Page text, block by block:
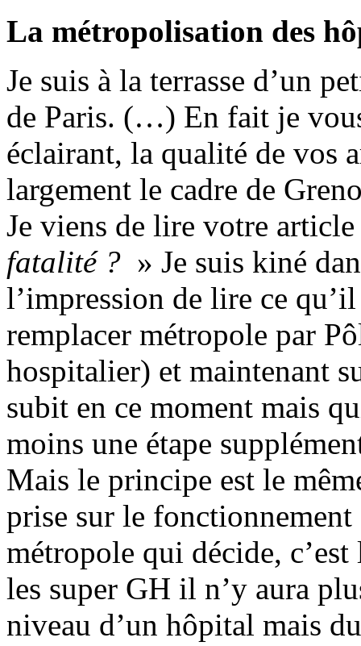
La métropolisation des
Je suis à la terrasse d’un
de Paris. (…) En fait je
éclairant, la qualité de vos
largement le cadre de
Je viens de lire votre
fatalité ? » Je suis kiné
l’impression de lire ce
remplacer métropole par
hospitalier) et maintenant
subit en ce moment mais
moins une étape
Mais le principe est le
prise sur le fonctionnement
métropole qui décide,
les super GH il n’y aura
niveau d’un hôpital mais